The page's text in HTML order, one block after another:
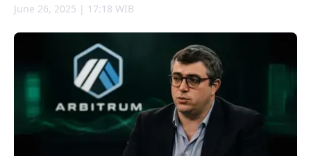
June 26, 2025 | 17:18 WIB